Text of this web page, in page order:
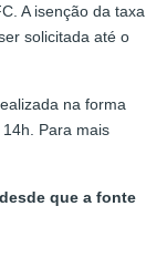
A isenção da taxa
solicitada até o
na forma
Para mais
que a fonte